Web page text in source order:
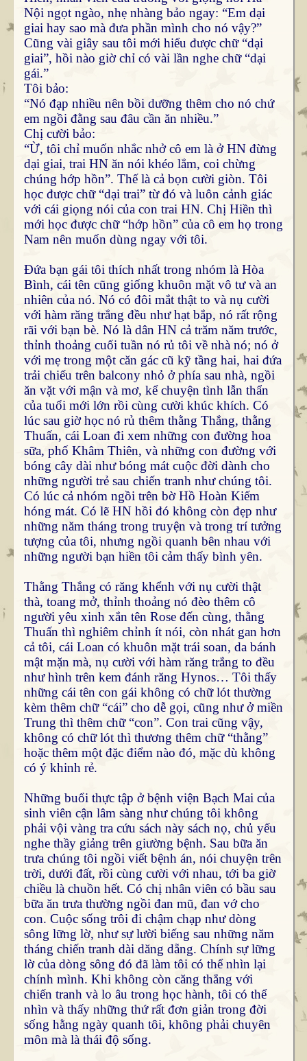
Nội ngọt ngào, nhẹ nhàng bảo ngay: “Em dại
giai hay sao mà đưa phần mình cho nó vậy?”
Cũng vài giây sau tôi mới hiểu được chữ “dại
giai”, hồi nào giờ chỉ có vài lần nghe chữ “dại
gái.”
Tôi bảo:
“Nó đạp nhiều nên bồi dưỡng thêm cho nó chứ
em ngồi đằng sau đâu cần ăn nhiều.”
Chị cười bảo:
“Ừ, tôi chỉ muốn nhắc nhở cô em là ở HN đừng
dại giai, trai HN ăn nói khéo lắm, coi chừng
chúng hớp hồn”. Thế là cả bọn cười giòn. Tôi
học được chữ “dại trai” từ đó và luôn cảnh giác
với cái giọng nói của con trai HN. Chị Hiền thì
mới học được chữ “hớp hồn” của cô em họ trong
Nam nên muốn dùng ngay với tôi.
Đứa bạn gái tôi thích nhất trong nhóm là Hòa
Bình, cái tên cũng giống khuôn mặt vô tư và an
nhiên của nó. Nó có đôi mắt thật to và nụ cười
với hàm răng trắng đều như hạt bắp, nó rất rộng
rãi với bạn bè. Nó là dân HN cả trăm năm trước,
thỉnh thoảng cuối tuần nó rủ tôi về nhà nó; nó ở
với mẹ trong một căn gác cũ kỹ tầng hai, hai đứa
trải chiếu trên balcony nhỏ ở phía sau nhà, ngồi
ăn vặt với mận và mơ, kể chuyện tình lẫn thẩn
của tuổi mới lớn rồi cùng cười khúc khích. Có
lúc sau giờ học nó rủ thêm thằng Thắng, thằng
Thuấn, cái Loan đi xem những con đường hoa
sữa, phố Khâm Thiên, và những con đường với
bóng cây dài như bóng mát cuộc đời dành cho
những người trẻ sau chiến tranh như chúng tôi.
Có lúc cả nhóm ngồi trên bờ Hồ Hoàn Kiếm
hóng mát. Có lẽ HN hồi đó không còn đẹp như
những năm tháng trong truyện và trong trí tưởng
tượng của tôi, nhưng ngồi quanh bên nhau với
những người bạn hiền tôi cảm thấy bình yên.
Thằng Thắng có răng khểnh với nụ cười thật
thà, toang mở, thỉnh thoảng nó đèo thêm cô
người yêu xinh xắn tên Rose đến cùng, thằng
Thuấn thì nghiêm chỉnh ít nói, còn nhát gan hơn
cả tôi, cái Loan có khuôn mặt trái soan, da bánh
mật mặn mà, nụ cười với hàm răng trắng to đều
như hình trên kem đánh răng Hynos… Tôi thấy
những cái tên con gái không có chữ lót thường
kèm thêm chữ “cái” cho dễ gọi, cũng như ở miền
Trung thì thêm chữ “con”. Con trai cũng vậy,
không có chữ lót thì thương thêm chữ “thằng”
hoặc thêm một đặc điểm nào đó, mặc dù không
có ý khinh rẻ.
Những buổi thực tập ở bệnh viện Bạch Mai của
sinh viên cận lâm sàng như chúng tôi không
phải vội vàng tra cứu sách này sách nọ, chủ yếu
nghe thầy giảng trên giường bệnh. Sau bữa ăn
trưa chúng tôi ngồi viết bệnh án, nói chuyện trên
trời, dưới đất, rồi cùng cười với nhau, tới ba giờ
chiều là chuồn hết. Có chị nhân viên có bầu sau
bữa ăn trưa thường ngồi đan mũ, đan vớ cho
con. Cuộc sống trôi đi chậm chạp như dòng
sông lững lờ, như sự lười biếng sau những năm
tháng chiến tranh dài dăng dẵng. Chính sự lững
lờ của dòng sông đó đã làm tôi có thể nhìn lại
chính mình. Khi không còn căng thẳng với
chiến tranh và lo âu trong học hành, tôi có thể
nhìn và thấy những thứ rất đơn giản trong đời
sống hằng ngày quanh tôi, không phải chuyên
môn mà là thái độ sống.